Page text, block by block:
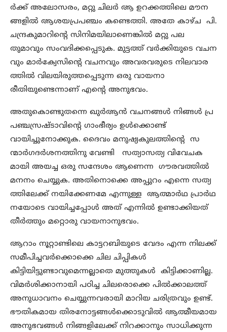
ര്‍ക്ക് അലോസരം, മറ്റു ചിലര്‍ ആ ഉറക്കത്തിലെ മൗന
ങ്ങളില്‍ ആശയപ്രപഞ്ചം കണ്ടെത്തി. അതേ കാഴ്ച പി.
ചന്ദ്രകുമാറിന്റെ സിനിമയിലാണെങ്കില്‍ മറ്റു പല
തുമാവും സംവദിക്കപ്പെടുക. മുട്ടത്ത് വര്‍ക്കിയുടെ വചന
വും മാര്‍ക്വേസിന്റെ വചനവും അവരവരുടെ നിലവാര
ത്തില്‍ വിലയിരുത്തപ്പെടുന്ന ഒരു വായനാ
രീതിയുണ്ടെന്നാണ് എന്റെ അനുഭവം.
അതുകൊണ്ടുതന്നെ ഖുര്‍ആന്‍ വചനങ്ങള്‍ നിങ്ങള്‍ പ്ര
പഞ്ചസ്രഷ്ടാവിന്റെ ഗാംഭീര്യം ഉള്‍ക്കൊണ്ട്
വായിച്ചുനോക്കുക. ദൈവം മനുഷ്യകുലത്തിന്റെ സ
ന്മാര്‍ഗദര്‍ശനത്തിനു വേണ്ടി സത്യാസത്യ വിവേചക
മായി അയച്ച ഒരു സന്ദേശം ആണെന്ന ഗൗരവത്തില്‍
മനനം ചെയ്യുക. അതിനൊക്കെ അപ്പുറം എന്നെ സത്യ
ത്തിലേക്ക് നയിക്കേണമേ എന്നുള്ള ആത്മാര്‍ഥ പ്രാര്‍ഥ
നയോടെ വായിച്ചപ്പോള്‍ അത് എന്നില്‍ ഉണ്ടാക്കിയത്
തീര്‍ത്തും മറ്റൊരു വായനാനുഭവം.
ആറാം നൂറ്റാണ്ടിലെ കാട്ടറബിയുടെ വേദം എന്ന നിലക്ക്
സമീപിച്ചവര്‍ക്കൊക്കെ ചില ചിപ്പികള്‍
കിട്ടിയിട്ടുണ്ടാവുമെന്നല്ലാതെ മുത്തുകള്‍ കിട്ടിക്കാണില്ല.
വിമര്‍ശിക്കാനായി പഠിച്ച ചിലരൊക്കെ പില്‍ക്കാലത്ത്
അനുധാവനം ചെയ്യുന്നവരായി മാറിയ ചരിത്രവും ഉണ്ട്.
ഭൗതികമായ തിരനോട്ടങ്ങള്‍ക്കൊടുവില്‍ ആത്മീയമായ
അനുഭവങ്ങള്‍ നിങ്ങളിലേക്ക് നിറക്കാനും സാധിക്കുന്ന